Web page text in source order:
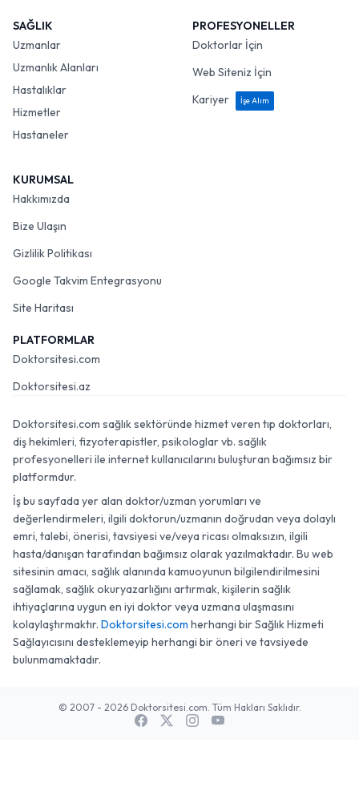
SAĞLIK
Uzmanlar
Uzmanlık Alanları
Hastalıklar
Hizmetler
Hastaneler
PROFESYONELLER
Doktorlar İçin
Web Siteniz İçin
Kariyer
İşe Alım
KURUMSAL
Hakkımızda
Bize Ulaşın
Gizlilik Politikası
Google Takvim Entegrasyonu
Site Haritası
PLATFORMLAR
Doktorsitesi.com
Doktorsitesi.az
Doktorsitesi.com sağlık sektöründe hizmet veren tıp doktorları,
diş hekimleri, fizyoterapistler, psikologlar vb. sağlık
profesyonelleri ile internet kullanıcılarını buluşturan bağımsız bir
platformdur.
İş bu sayfada yer alan doktor/uzman yorumları ve
değerlendirmeleri, ilgili doktorun/uzmanın doğrudan veya dolaylı
emri, talebi, önerisi, tavsiyesi ve/veya ricası olmaksızın, ilgili
hasta/danışan tarafından bağımsız olarak yazılmaktadır. Bu web
sitesinin amacı, sağlık alanında kamuoyunun bilgilendirilmesini
sağlamak, sağlık okuryazarlığını artırmak, kişilerin sağlık
ihtiyaçlarına uygun en iyi doktor veya uzmana ulaşmasını
kolaylaştırmaktır. Doktorsitesi.com herhangi bir Sağlık Hizmeti
Sağlayıcısını desteklemeyip herhangi bir öneri ve tavsiyede
bulunmamaktadır.
© 2007 - 2026 Doktorsitesi.com. Tüm Hakları Saklıdır.